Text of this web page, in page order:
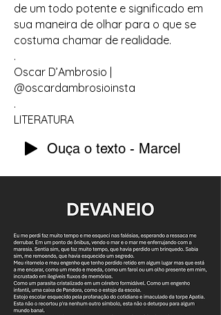
de um todo potente e significado em
sua maneira de olhar para o que se
costuma chamar de realidade.
.
Oscar D’Ambrosio |
@oscardambrosioinsta
.
LITERATURA
Ouça o texto - Marcel